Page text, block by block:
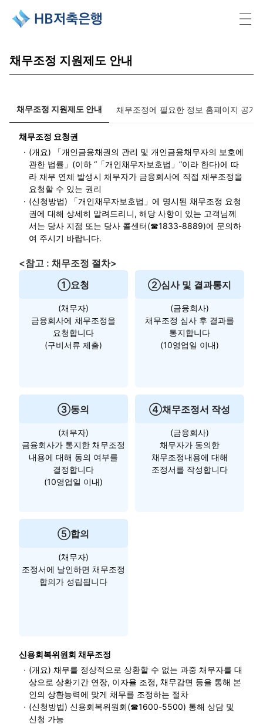
채무조정 지원제도 안내
채무조정 지원제도 안내 채무조정에 필요한 정보 홈페이지 공개
채무조정 요청권
· (개요) 「개인금융채권의 관리 및 개인금융채무자의 보호에
관한 법률」(이하 “「개인채무자보호법」”이라 한다)에 따
라 채무 연체 발생시 채무자가 금융회사에 직접 채무조정을
요청할 수 있는 권리
· (신청방법) 「개인채무자보호법」에 명시된 채무조정 요청
권에 대해 상세히 알려드리니, 해당 사항이 있는 고객님께
서는 당사 지점 또는 당사 콜센터(☎1833-8889)에 문의하
여 주시기 바랍니다.
<참고 : 채무조정 절차>
①요청
(채무자)
금융회사에 채무조정을
요청합니다
(구비서류 제출)
②심사 및 결과통지
(금융회사)
채무조정 심사 후 결과를
통지합니다
(10영업일 이내)
③동의
(채무자)
금융회사가 통지한 채무조정
내용에 대해 동의 여부를
결정합니다
(10영업일 이내)
④채무조정서 작성
(금융회사)
채무자가 동의한
채무조정내용에 대해
조정서를 작성합니다
⑤합의
(채무자)
조정서에 날인하면 채무조정
합의가 성립됩니다
신용회복위원회 채무조정
· (개요) 채무를 정상적으로 상환할 수 없는 과중 채무자를 대
상으로 상환기간 연장, 이자율 조정, 채무감면 등을 통해 본
인의 상환능력에 맞게 채무를 조정하는 절차
· (신청방법) 신용회복위원회(☎1600-5500) 통해 상담 및
신청 가능